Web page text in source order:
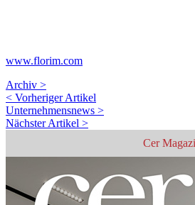
www.florim.com
Archiv >
< Vorheriger Artikel
Unternehmensnews >
Nächster Artikel >
Cer